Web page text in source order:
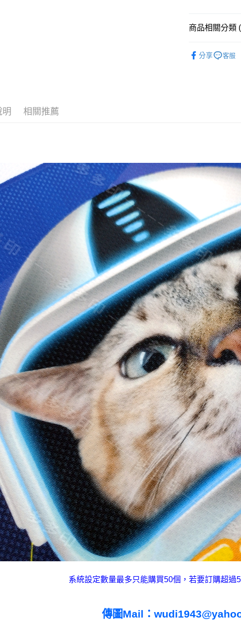
※ 交易是否成功
是否繳費成功／
【注意事項】
５．嚴禁一人註
形，恩沛科技股
付款後7-11取貨
商品相關分類
分享
客服
明 相關推薦
系統設定數量最多只能購買50個，若要訂購超過
傳圖Mail：